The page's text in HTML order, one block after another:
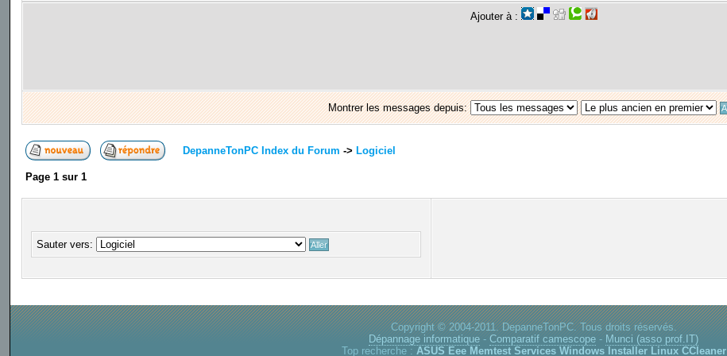
Ajouter à :
Montrer les messages depuis:
DepanneTonPC Index du Forum -> Logiciel
Page 1sur 1
Sauter vers:
Copyright © 2004-2011. DepanneTonPC. Tous droits réservés.
Dépannage informatique -Comparatif camescope - Munci (asso prof.IT)
Top recherche : ASUS Eee Memtest Services Windows Installer Linux CCleaner